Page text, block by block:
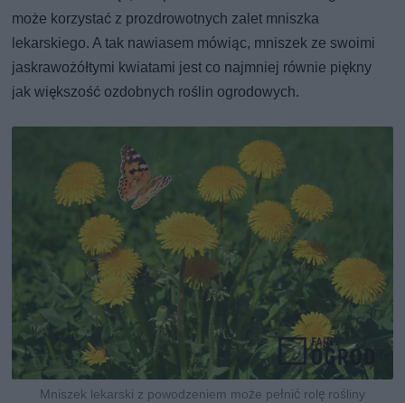
może korzystać z prozdrowotnych zalet mniszka
lekarskiego. A tak nawiasem mówiąc, mniszek ze swoimi
jaskrawożółtymi kwiatami jest co najmniej równie piękny
jak większość ozdobnych roślin ogrodowych.
Mniszek lekarski z powodzeniem może pełnić rolę rośliny